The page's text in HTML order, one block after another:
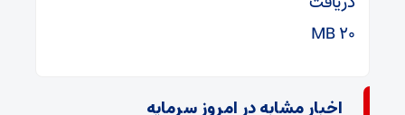
۲۰ MB
اخبار مشابه در امروز سرمایه